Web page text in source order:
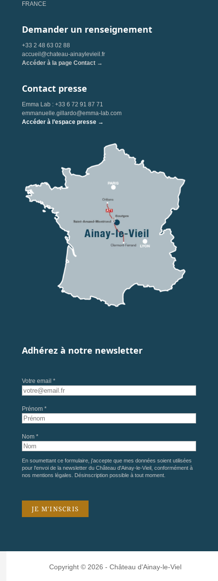
FRANCE
Demander un renseignement
+33 2 48 63 02 88
accueil@chateau-ainaylevieil.fr
Accéder à la page Contact →
Contact presse
Emma Lab : +33 6 72 91 87 71
emmanuelle.gillardo@emma-lab.com
Accéder à l’espace presse →
Adhérez à notre newsletter
Votre email *
Prénom *
Nom *
En soumettant ce formulaire, j'accepte que mes données soient utilisées
pour l'envoi de la newsletter du Château d'Ainay-le-Vieil, conformément à
nos mentions légales . Désinscription possible à tout moment.
Copyright © 2026 - Château d'Ainay-le-Viel